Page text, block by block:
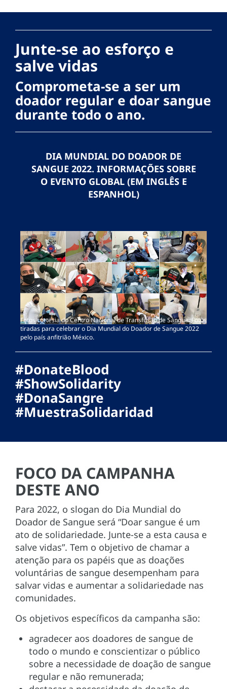
Junte-se ao esforço e
salve vidas
Comprometa-se a ser um
doador regular e doar sangue
durante todo o ano.
DIA MUNDIAL DO DOADOR DE
SANGUE 2022. INFORMAÇÕES SOBRE
O EVENTO GLOBAL (EM INGLÊS E
ESPANHOL)
Fotos cortesia do Centro Nacional de Transfusão de Sangue. Fotos
tiradas para celebrar o Dia Mundial do Doador de Sangue 2022
pelo país anfitrião México.
#DonateBlood
#ShowSolidarity
#DonaSangre
#MuestraSolidaridad
FOCO DA CAMPANHA
DESTE ANO
Para 2022, o slogan do Dia Mundial do
Doador de Sangue será “Doar sangue é um
ato de solidariedade. Junte-se a esta causa e
salve vidas”. Tem o objetivo de chamar a
atenção para os papéis que as doações
voluntárias de sangue desempenham para
salvar vidas e aumentar a solidariedade nas
comunidades.
Os objetivos específicos da campanha são:
agradecer aos doadores de sangue de
todo o mundo e conscientizar o público
sobre a necessidade de doação de sangue
regular e não remunerada;